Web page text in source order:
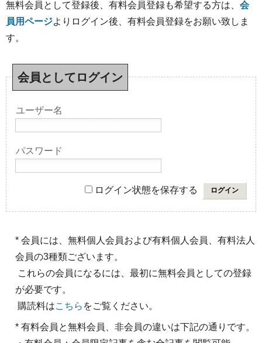
無料会員として登録後、有料会員登録も希望する方は、 会
員用ページよりログイン後、有料会員登録をお願い致しま
す。
会員としてログイン
ユーザー名
パスワード
ログイン状態を保存する
* 会員には、無料個人会員および有料個人会員、有料法人
会員の3種類ございます。
これらの会員になるには、最初に無料会員としての登録
が必要です。
購読料はこちら をご覧ください。
* 有料会員と無料会員、非会員の違いは下記の通りです。